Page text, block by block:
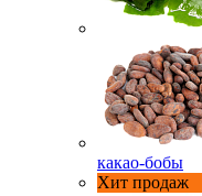
какао-бобы
Хит продаж